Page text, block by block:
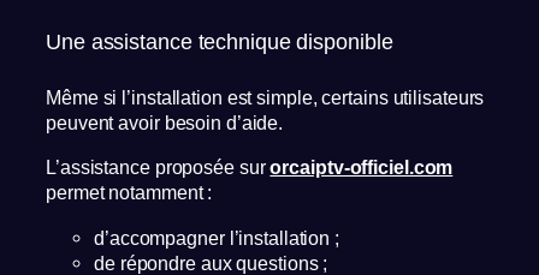
Une assistance technique disponible
Même si l’installation est simple, certains utilisateurs
peuvent avoir besoin d’aide.
L’assistance proposée surorcaiptv-officiel.com
permet notamment :
d’accompagner l’installation ;
de répondre aux questions ;